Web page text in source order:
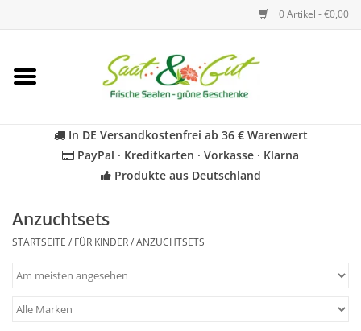
0 Artikel - €0,00
Startseite
Kräuter
Für Kinder
In DE Versandkostenfrei ab 36 € Warenwert
PayPal · Kreditkarten · Vorkasse · Klarna
Produkte aus Deutschland
Anzuchtsets
STARTSEITE / FÜR KINDER/ANZUCHTSETS